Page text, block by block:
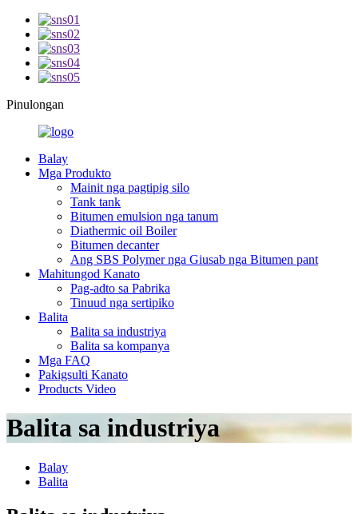
Pinulongan
Balay
Mga Produkto
Mainit nga pagtipig silo
Tank tank
Bitumen emulsion nga tanum
Diathermic oil Boiler
Bitumen decanter
Ang SBS Polymer nga Giusab nga Bitumen pant
Mahitungod Kanato
Pag-adto sa Pabrika
Tinuud nga sertipiko
Balita
Balita sa industriya
Balita sa kompanya
Mga FAQ
Pakigsulti Kanato
Products Video
Balita sa industriya
Balay
Balita